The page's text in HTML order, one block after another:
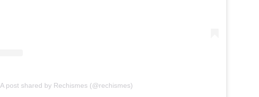
A post shared by Rechismes (@rechismes)